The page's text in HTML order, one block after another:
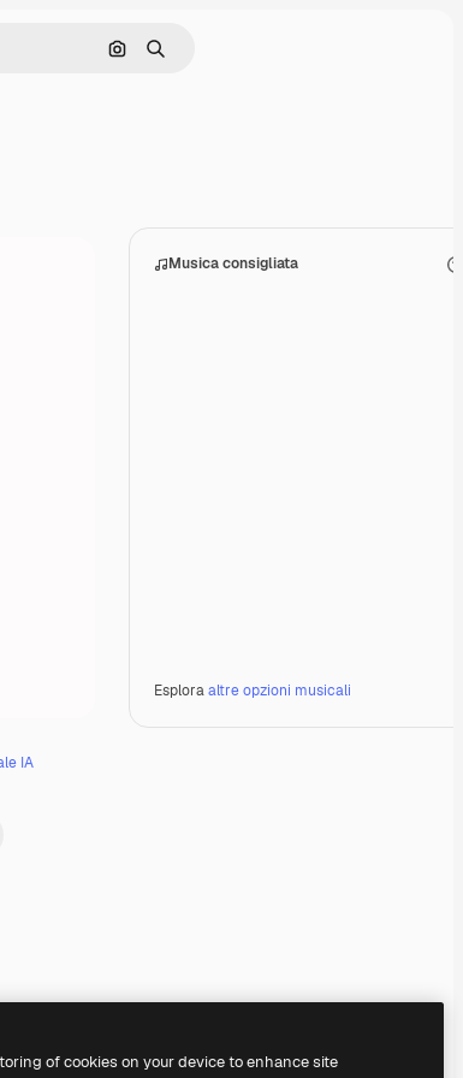
Cerca per immagine
Ricerca
IA
Musica consigliata
Esploraaltre opzioni musicali
of cookies on your device to enhance site